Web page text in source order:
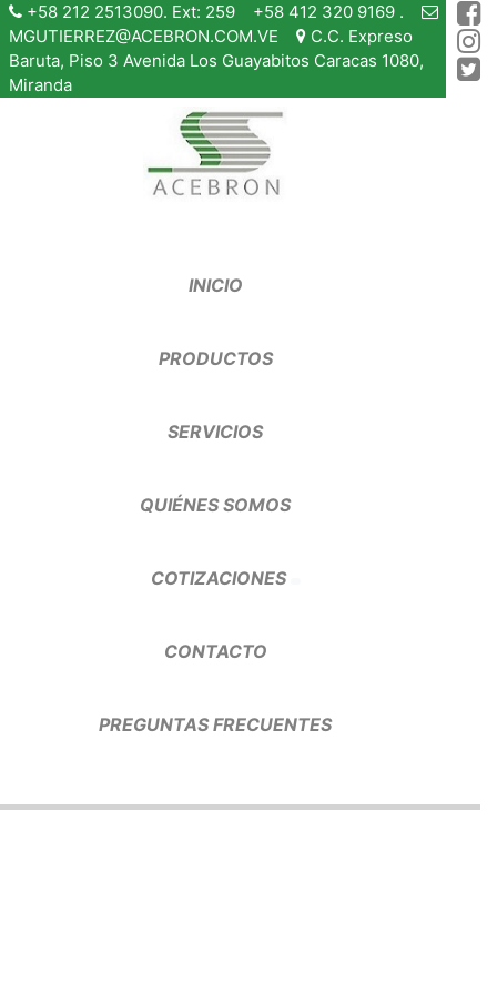
+58 212 2513090. Ext: 259 +58 412 320 9169 .
MGUTIERREZ@ACEBRON.COM.VE
C.C. Expreso
Baruta, Piso 3 Avenida Los Guayabitos Caracas 1080,
Miranda
INICIO
PRODUCTOS
SERVICIOS
QUIÉNES SOMOS
COTIZACIONES
CONTACTO
PREGUNTAS FRECUENTES